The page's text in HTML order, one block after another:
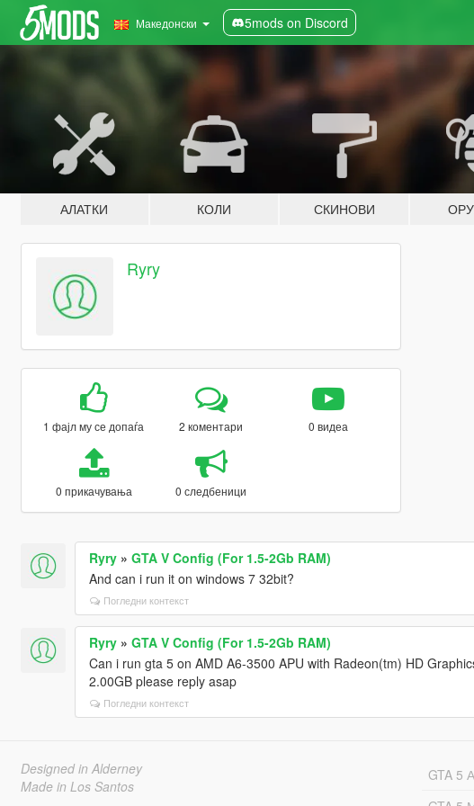
Македонски 5mods on Discord
АЛАТКИ КОЛИ СКИНОВИ
Ryry
1 фајл му се допаѓа 2 коментари 0 видеа
0 прикачувања 0 следбеници
Ryry» GTA V Config (For 1.5-2Gb RAM)
And can i run it on windows 7 32bit?
Погледни контекст
Ryry» GTA V Config (For 1.5-2Gb RAM)
Can i run gta 5 on AMD A6-3500 APU with Radeon(tm) HD
2.00GB please reply asap
Погледни контекст
Designed in Alderney
Made in Los Santos
GTA 5